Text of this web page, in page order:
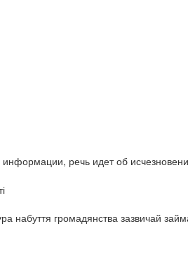
речь идет об
набуття громадянства зазвичай